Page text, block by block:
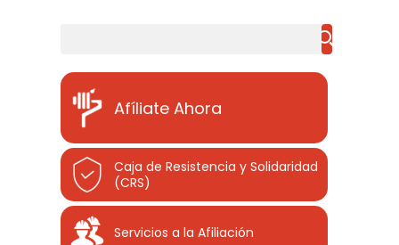
Afíliate Ahora
Caja de Resistencia y Solidaridad
(CRS)
Servicios a la Afiliación